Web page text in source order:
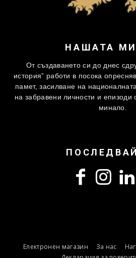
НАШАТА
От създаването си до днес
история” работи в посока
памет, засилване на
на забравени личности и епизоди
минало.
Електронен магазин За нас